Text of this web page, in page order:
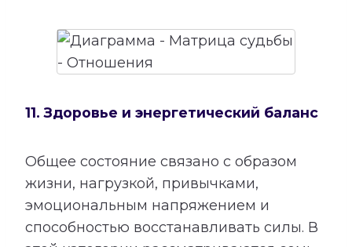
11. Здоровье и энергетический баланс
Общее состояние связано с образом
жизни, нагрузкой, привычками,
эмоциональным напряжением и
способностью восстанавливать силы. В